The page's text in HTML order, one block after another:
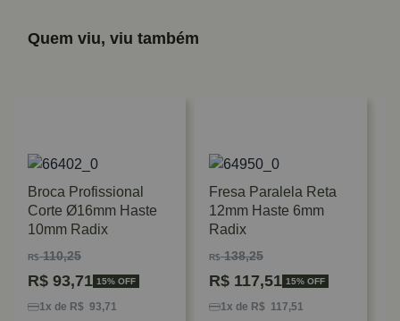
Quem viu, viu também
Broca Profissional
Corte Ø16mm Haste
10mm Radix
R$110,25
R$ 93,71 15% OFF
1x de R$ 93,71
Fresa Paralela Reta
12mm Haste 6mm
Radix
R$138,25
R$ 117,51 15% OFF
1x de R$ 117,51